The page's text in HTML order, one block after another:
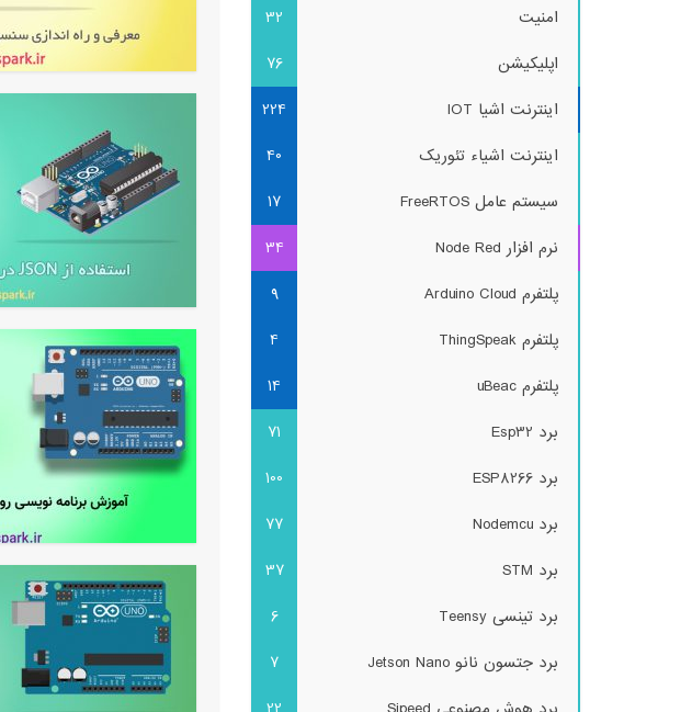
امنیت
32
اپلیکیشن
76
اینترنت اشیا IOT
224
اینترنت اشیاء تئوریک
40
سیستم عامل FreeRTOS
17
نرم افزار Node Red
34
پلتفرم Arduino Cloud
9
پلتفرم ThingSpeak
4
پلتفرم uBeac
14
برد Esp32
71
برد ESP8266
100
برد Nodemcu
77
برد STM
37
برد تینسی Teensy
6
برد جتسون نانو Jetson Nano
7